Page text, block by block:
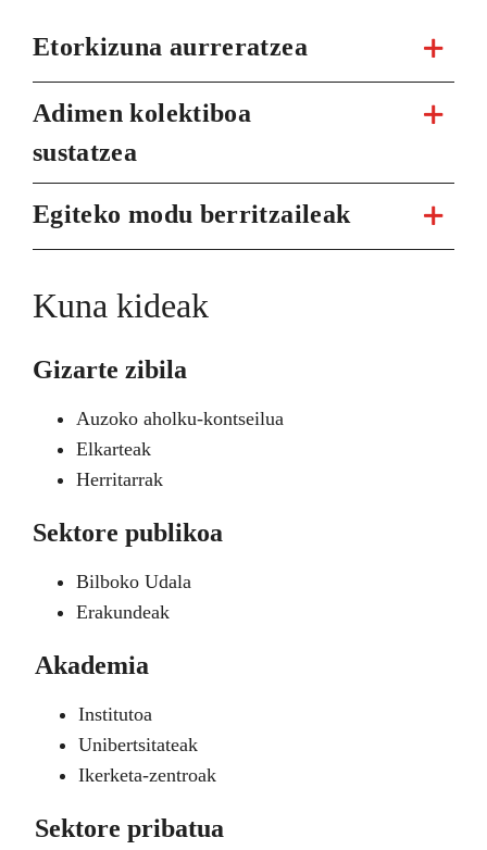
Etorkizuna aurreratzea
Adimen kolektiboa
sustatzea
Egiteko modu berritzaileak
Kuna kideak
Gizarte zibila
Auzoko aholku-kontseilua
Elkarteak
Herritarrak
Sektore publikoa
Bilboko Udala
Erakundeak
Akademia
Institutoa
Unibertsitateak
Ikerketa-zentroak
Sektore pribatua